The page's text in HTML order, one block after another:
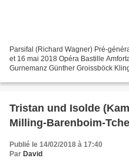
Parsifal (Richard Wagner) Pré-
et 16 mai 2018 Opéra Bastille
Gurnemanz Günther Groissböck
Tristan und Isolde
Milling-Barenboim-
Publié le 14/02/2018 à 17:40
Par David